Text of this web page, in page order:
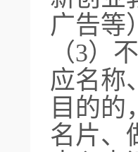
广告等
（3）
应名称
目的的
名片、